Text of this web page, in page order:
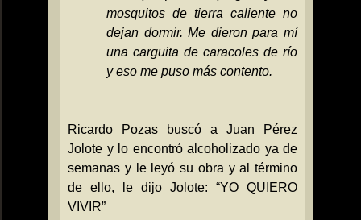
mosquitos de tierra caliente no
dejan dormir. Me dieron para mí
una carguita de caracoles de río
y eso me puso más contento.
Ricardo Pozas buscó a Juan Pérez
Jolote y lo encontró alcoholizado ya de
semanas y le leyó su obra y al término
de ello, le dijo Jolote: “YO QUIERO
VIVIR”